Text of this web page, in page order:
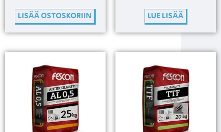
LISÄÄ OSTOSKORIIN LUE LISÄÄ